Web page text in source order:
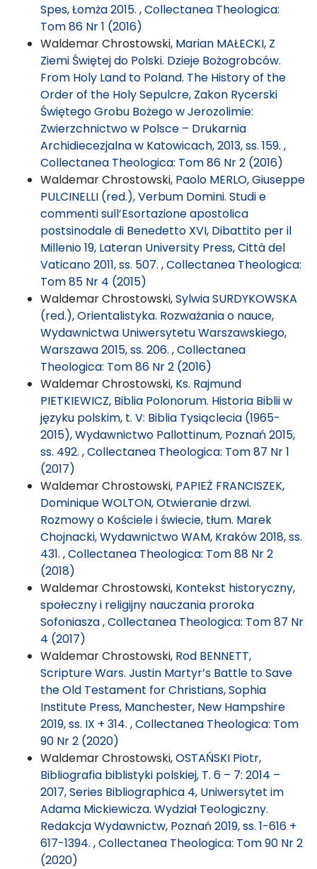
Spes, Łomża 2015. ,Collectanea Theologica:
Tom 86 Nr 1 (2016)
Waldemar Chrostowski, Marian MAŁECKI, Z
Ziemi Świętej do Polski. Dzieje Bożogrobców.
From Holy Land to Poland. The History of the
Order of the Holy Sepulcre, Zakon Rycerski
Świętego Grobu Bożego w Jerozolimie:
Zwierzchnictwo w Polsce – Drukarnia
Archidiecezjalna w Katowicach, 2013, ss. 159. ,
Collectanea Theologica: Tom 86 Nr 2 (2016)
Waldemar Chrostowski, Paolo MERLO, Giuseppe
PULCINELLI (red.), Verbum Domini. Studi e
commenti sull’Esortazione apostolica
postsinodale di Benedetto XVI, Dibattito per il
Millenio 19, Lateran University Press, Città del
Vaticano 2011, ss. 507. ,Collectanea Theologica:
Tom 85 Nr 4 (2015)
Waldemar Chrostowski,Sylwia SURDYKOWSKA
(red.), Orientalistyka. Rozważania o nauce,
Wydawnictwa Uniwersytetu Warszawskiego,
Warszawa 2015, ss. 206. ,Collectanea
Theologica: Tom 86 Nr 2 (2016)
Waldemar Chrostowski, Ks. Rajmund
PIETKIEWICZ, Biblia Polonorum. Historia Biblii w
języku polskim, t. V: Biblia Tysiąclecia (1965-
2015), Wydawnictwo Pallottinum, Poznań 2015,
ss. 492. ,Collectanea Theologica: Tom 87 Nr 1
(2017)
Waldemar Chrostowski, PAPIEŻ FRANCISZEK,
Dominique WOLTON, Otwieranie drzwi.
Rozmowy o Kościele i świecie, tłum. Marek
Chojnacki, Wydawnictwo WAM, Kraków 2018, ss.
431. ,Collectanea Theologica: Tom 88 Nr 2
(2018)
Waldemar Chrostowski, Kontekst historyczny,
społeczny i religijny nauczania proroka
Sofoniasza,Collectanea Theologica: Tom 87 Nr
4 (2017)
Waldemar Chrostowski, Rod BENNETT,
Scripture Wars. Justin Martyr’s Battle to Save
the Old Testament for Christians, Sophia
Institute Press, Manchester, New Hampshire
2019, ss. IX + 314. ,Collectanea Theologica: Tom
90 Nr 2 (2020)
Waldemar Chrostowski,OSTAŃSKI Piotr,
Bibliografia biblistyki polskiej, T. 6 – 7: 2014 –
2017, Series Bibliographica 4, Uniwersytet im
Adama Mickiewicza. Wydział Teologiczny.
Redakcja Wydawnictw, Poznań 2019, ss. 1-616 +
617-1394. ,Collectanea Theologica: Tom 90 Nr 2
(2020)